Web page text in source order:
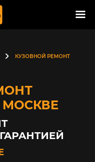
КУЗОВНОЙ РЕМОНТ
МОСКВЕ